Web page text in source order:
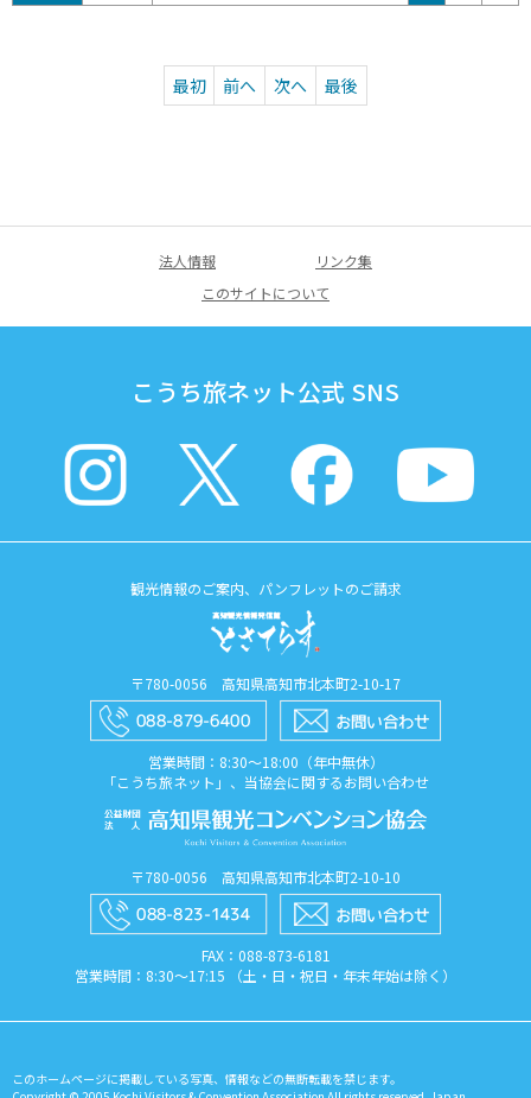
最初 前へ 次へ 最後
法人情報
リンク集
このサイトについて
こうち旅ネット公式 SNS
観光情報のご案内、パンフレットのご請求
〒780-0056 高知県高知市北本町2-10-17
営業時間：8:30〜18:00（年中無休）
「こうち旅ネット」、当協会に関するお問い合わせ
〒780-0056 高知県高知市北本町2-10-10
FAX：088​-873​-6181
営業時間：8:30〜17:15 （土・日・祝日・年末年始は除く）
このホームページに掲載している写真、情報などの無断転載を禁じます。